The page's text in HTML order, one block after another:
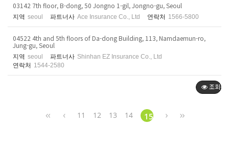
03142 7th floor, B-dong, 50 Jongno 1-gil, Jongno-gu, Seoul
지역 seoul 파트너사 Ace Insurance Co., Ltd 연락처 1566-5800
04522 4th and 5th floors of Da-dong Building, 113, Namdaemun-ro,
Jung-gu, Seoul
지역 seoul 파트너사 Shinhan EZ Insurance Co., Ltd
연락처 1544-2580
조회순
11 12 13 14 15